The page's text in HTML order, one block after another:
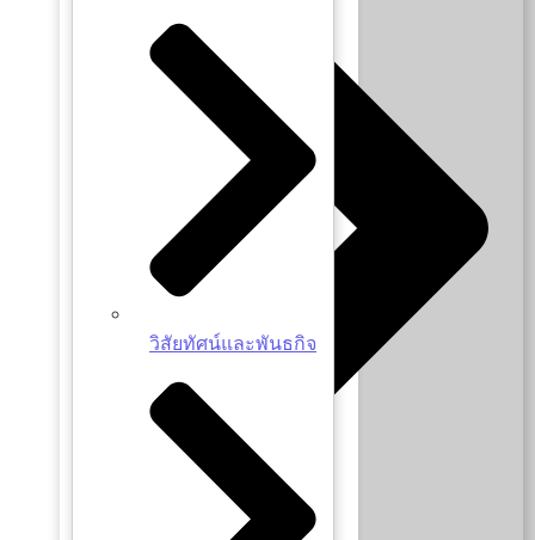
วิสัยทัศน์และพันธกิจ